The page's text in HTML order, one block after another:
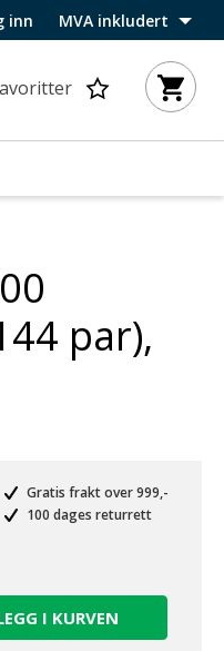
inn MVA inkludert
par),
Gratis frakt over 999,-
100 dages returrett
I KURVEN